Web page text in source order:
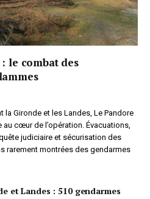
le combat des
la Gironde et les Landes, Le Pandore
cœur de l’opération. Évacuations,
judiciaire et sécurisation des
rarement montrées des gendarmes
et Landes : 510 gendarmes